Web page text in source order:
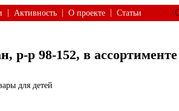
Активность О проекте Статьи
р-р 98-152, в ассортименте
для детей